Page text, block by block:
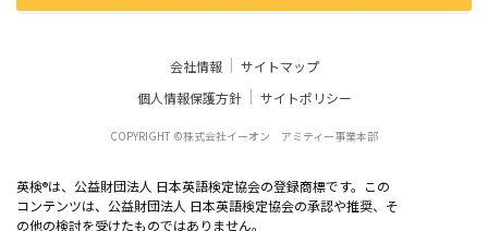
会社情報
サイトマップ
個人情報保護方針
サイトポリシー
COPYRIGHT ©株式会社イーオン アミティー事業本部
英検®は、公益財団法人 日本英語検定協会の登録商標です。この
コンテンツは、公益財団法人 日本英語検定協会の承認や推奨、そ
の他の検討を受けたものではありません。